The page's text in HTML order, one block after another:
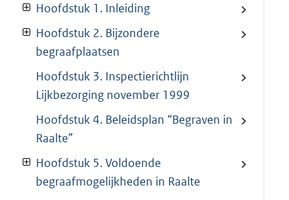
Hoofdstuk 1. Inleiding
Hoofdstuk 2. Bijzondere
begraafplaatsen
Hoofdstuk 3. Inspectierichtlijn
Lijkbezorging november 1999
Hoofdstuk 4. Beleidsplan “Begraven in
Raalte”
Hoofdstuk 5. Voldoende
begraafmogelijkheden in Raalte